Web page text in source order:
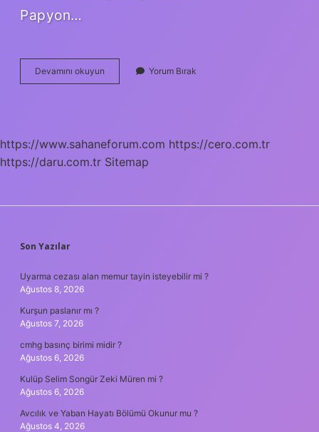
Papyon…
Devamını okuyun
Ne
Yorum Bırak
https://www.sahaneforum.com https://cero.com.tr
https://daru.com.tr Sitemap
SIDEBAR
Son Yazılar
Uyarma cezası alan memur tayin isteyebilir mi ?
Ağustos 8, 2026
Kurşun paslanır mı ?
Ağustos 7, 2026
cmhg basınç birimi midir ?
Ağustos 6, 2026
Kulüp Selim Songür Zeki Müren mi ?
Ağustos 6, 2026
Avcılık ve Yaban Hayatı Bölümü Okunur mu ?
Ağustos 4, 2026